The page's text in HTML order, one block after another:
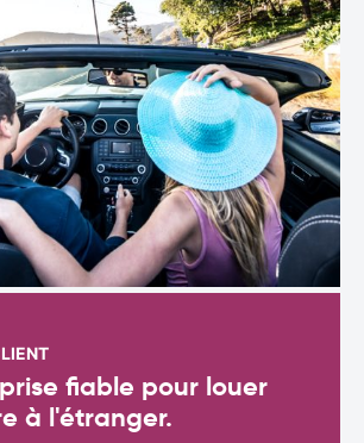
fiable pour louer
à l'étranger.